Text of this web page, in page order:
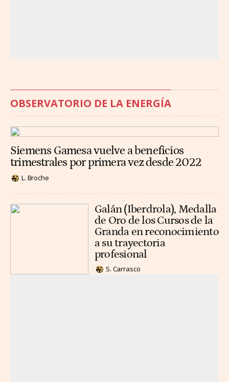
OBSERVATORIO DE LA ENERGÍA
Siemens Gamesa vuelve a beneficios
trimestrales por primera vez desde 2022
L. Broche
Galán (Iberdrola), Medalla
de Oro de los Cursos de la
Granda en reconocimiento
a su trayectoria
profesional
S. Carrasco